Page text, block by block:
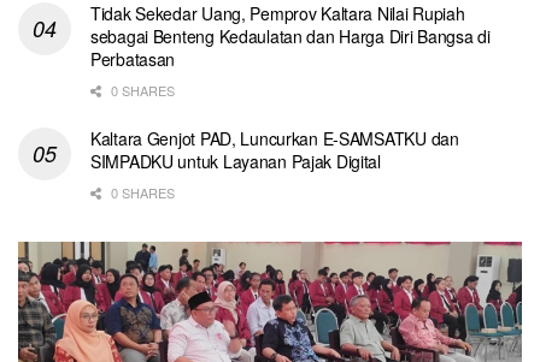
Tidak Sekedar Uang, Pemprov Kaltara Nilai Rupiah
sebagai Benteng Kedaulatan dan Harga Diri Bangsa di
Perbatasan
0 SHARES
Kaltara Genjot PAD, Luncurkan E-SAMSATKU dan
SIMPADKU untuk Layanan Pajak Digital
0 SHARES